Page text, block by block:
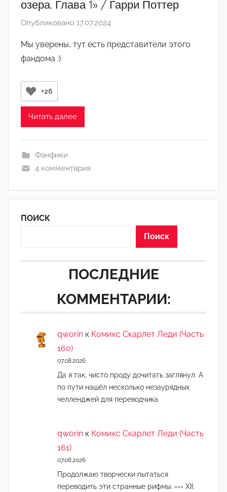
озера. Глава 1» / Гарри Поттер
Опубликовано 17.07.2024
т
Мы уверены, тут есть представители этого
фандома :)
+26
Читать далее
Фанфики
4 комментария
ПОИСК
Поиск
ПОСЛЕДНИЕ
КОММЕНТАРИИ:
qworin к Комикс Скарлет Леди (Часть
160)
07.08.2026
Да я так, чисто проду дочитать заглянул. А
по пути нашёл несколько незаурядных
челленджей для переводчика
qworin к Комикс Скарлет Леди (Часть
161)
07.08.2026
Продолжаю творчески пытаться
переводить эти странные рифмы. === XII.